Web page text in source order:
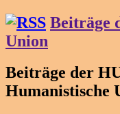
Beiträge
Union
Beiträge der
Humanistische